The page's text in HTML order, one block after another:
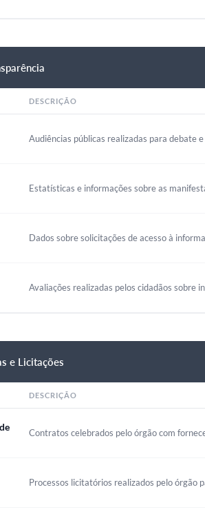
DESCRIÇÃO
Audiências públicas realizadas para debate
Estatísticas e informações sobre as
Dados sobre solicitações de acesso à
Avaliações realizadas pelos cidadãos sobre
e Licitações
DESCRIÇÃO
Contratos celebrados pelo órgão com
Processos licitatórios realizados pelo órgão